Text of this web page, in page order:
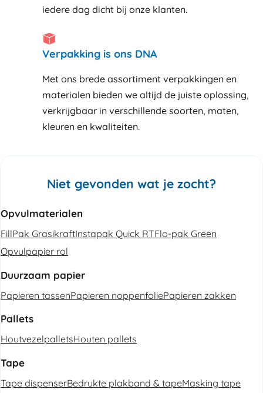
iedere dag dicht bij onze klanten
Verpakking is ons DNA
Met ons brede assortiment verpakkingen en
materialen bieden we altijd de juiste oplossing,
verkrijgbaar in verschillende soorten, maten,
kleuren en kwaliteiten.
Niet gevonden wat je zocht?
Opvulmaterialen
FillPak GrasikraftInstapak Quick RTFlo-pak Green
Opvulpapier rol
Duurzaam papier
Papieren tassenPapieren noppenfoliePapieren zakken
Pallets
HoutvezelpalletsHouten pallets
Tape
Tape dispenserBedrukte plakband & tapeMasking tape